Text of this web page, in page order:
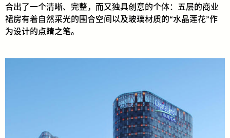
合出了一个清晰、完整，而又独具创意的个体：五层的商业
裙房有着自然采光的围合空间以及玻璃材质的“水晶莲花”作
为设计的点睛之笔。